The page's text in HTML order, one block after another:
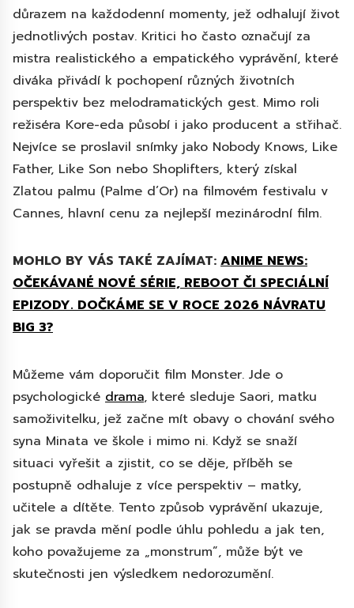
důrazem na každodenní momenty, jež odhalují život
jednotlivých postav. Kritici ho často označují za
mistra realistického a empatického vyprávění, které
diváka přivádí k pochopení různých životních
perspektiv bez melodramatických gest. Mimo roli
režiséra Kore-eda působí i jako producent a střihač.
Nejvíce se proslavil snímky jako Nobody Knows, Like
Father, Like Son nebo Shoplifters, který získal
Zlatou palmu (Palme d’Or) na filmovém festivalu v
Cannes, hlavní cenu za nejlepší mezinárodní film.
MOHLO BY VÁS TAKÉ ZAJÍMAT: ANIME NEWS:
OČEKÁVANÉ NOVÉ SÉRIE, REBOOT ČI SPECIÁLNÍ
EPIZODY. DOČKÁME SE V ROCE 2026 NÁVRATU
BIG 3?
Můžeme vám doporučit film Monster. Jde o
psychologické drama, které sleduje Saori, matku
samoživitelku, jež začne mít obavy o chování svého
syna Minata ve škole i mimo ni. Když se snaží
situaci vyřešit a zjistit, co se děje, příběh se
postupně odhaluje z více perspektiv – matky,
učitele a dítěte. Tento způsob vyprávění ukazuje,
jak se pravda mění podle úhlu pohledu a jak ten,
koho považujeme za „monstrum”, může být ve
skutečnosti jen výsledkem nedorozumění.